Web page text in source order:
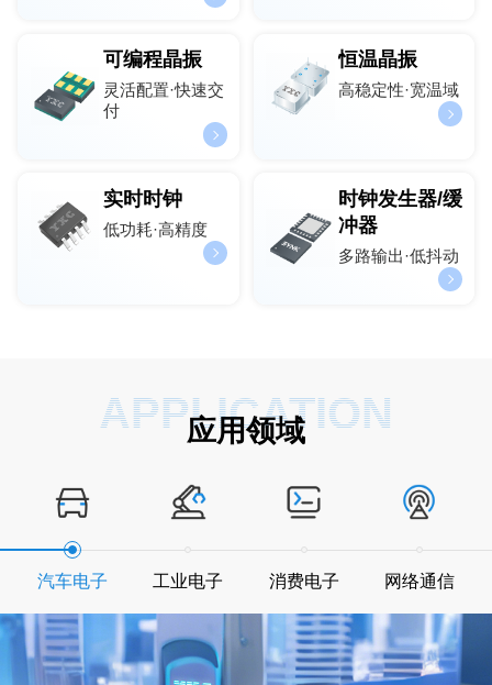
可编程晶振
灵活配置·快速交
付
恒温晶振
高稳定性·宽温域
实时时钟
低功耗·高精度
时钟发生器/缓
冲器
多路输出·低抖动
APPLICATION
应用领域
汽车电子 工业电子 消费电子 网络通信